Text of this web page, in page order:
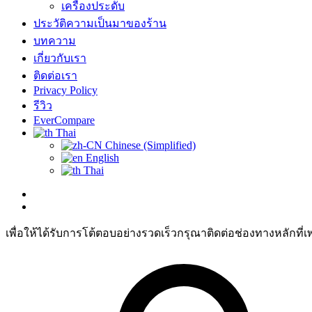
เครื่องประดับ
ประวัติความเป็นมาของร้าน
บทความ
เกี่ยวกับเรา
ติดต่อเรา
Privacy Policy
รีวิว
EverCompare
Thai
Chinese (Simplified)
English
Thai
เพื่อให้ได้รับการโต้ตอบอย่างรวดเร็วกรุณาติดต่อช่องทางหลักที่เ